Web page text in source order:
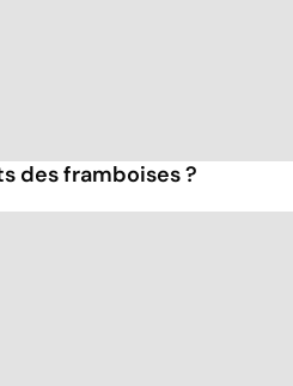
des framboises ?